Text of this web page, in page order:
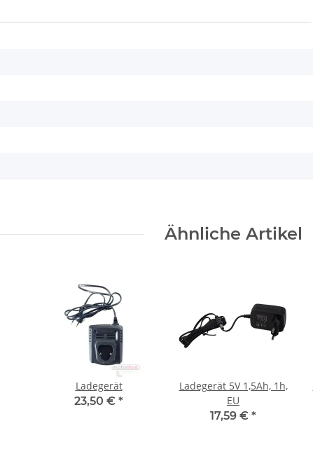
Ähnliche Artikel
Ladegerät
23,50 € *
Ladegerät 5V 1,5Ah, 1h,
EU
17,59 € *